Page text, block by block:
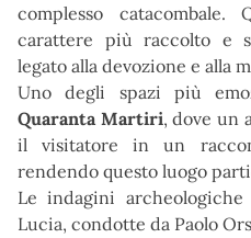
complesso
carattere più raccolto e
legato alla devozione e alla
Uno degli spazi più
Quaranta Martiri, dove un
il visitatore in un
rendendo questo luogo
Le indagini
Lucia, condotte da Paolo